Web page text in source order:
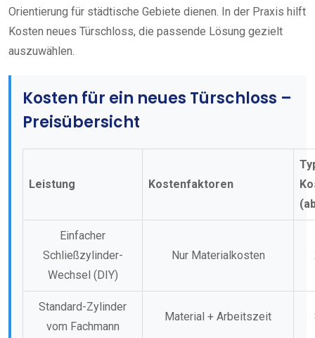
Orientierung für städtische Gebiete dienen. In der Praxis hilft
Kosten neues Türschloss, die passende Lösung gezielt
auszuwählen.
Kosten für ein neues Türschloss –
Preisübersicht
Leistung Kostenfaktoren
Einfacher
Schließzylinder-
Wechsel (DIY)
Nur Materialkosten
Standard-Zylinder
vom Fachmann
Material + Arbeitszeit